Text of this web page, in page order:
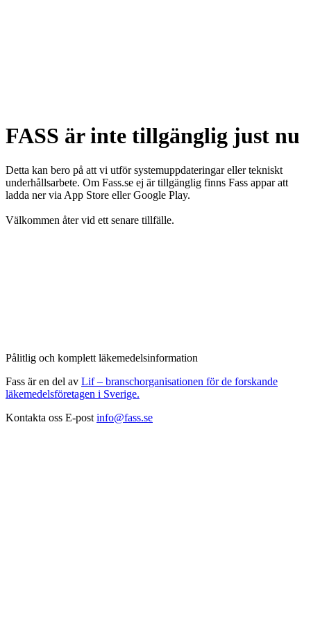
FASS är inte tillgänglig just nu
Detta kan bero på att vi utför systemuppdateringar eller tekniskt
underhållsarbete. Om Fass.se ej är tillgänglig finns Fass appar att
ladda ner via App Store eller Google Play.
Välkommen åter vid ett senare tillfälle.
Pålitlig och komplett läkemedelsinformation
Fass är en del av Lif – branschorganisationen för de forskande
läkemedelsföretagen i Sverige.
Kontakta oss E-post info@fass.se